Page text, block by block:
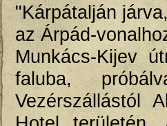
"Kárpátalján
az Árpád-
Munkács-Kijev
faluba,
Vezérszállástól